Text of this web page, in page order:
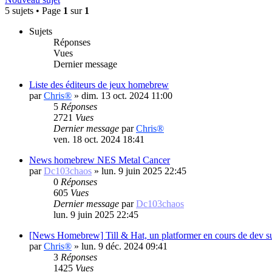
5 sujets • Page 1 sur 1
Sujets
Réponses
Vues
Dernier message
Liste des éditeurs de jeux homebrew
parChris® » dim. 13 oct. 2024 11:00
5 Réponses
2721 Vues
Dernier message parChris®
ven. 18 oct. 2024 18:41
News homebrew NES Metal Cancer
parDc103chaos » lun. 9 juin 2025 22:45
0 Réponses
605 Vues
Dernier message parDc103chaos
lun. 9 juin 2025 22:45
[News Homebrew] Till & Hat, un platformer en cours de dev
parChris® » lun. 9 déc. 2024 09:41
3 Réponses
1425 Vues